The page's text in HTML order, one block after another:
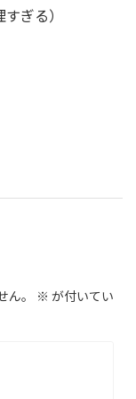
ぎる）
。 ※ が付いてい